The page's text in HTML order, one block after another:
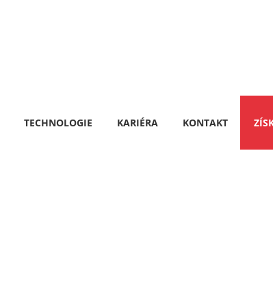
TECHNOLOGIE KARIÉRA KONTAKT